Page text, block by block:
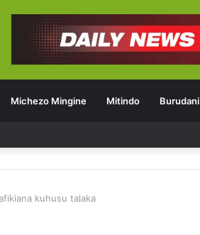
Michezo Mingine Mitindo Burudani
kuhusu talaka